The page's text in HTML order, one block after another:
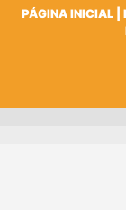
PÁGINA INICIAL